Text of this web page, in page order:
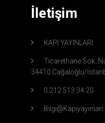
İletişim
KAPI YAYINLARI
Ticarethane Sok.
34410 Cağaloğlu/
0 212 513 34 20